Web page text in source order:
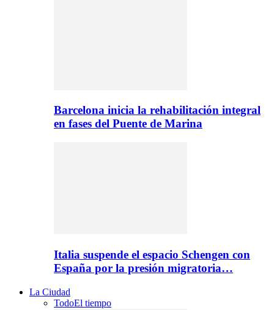
Barcelona inicia la rehabilitación integral
en fases del Puente de Marina
Italia suspende el espacio Schengen con
España por la presión migratoria…
La Ciudad
TodoEl tiempo